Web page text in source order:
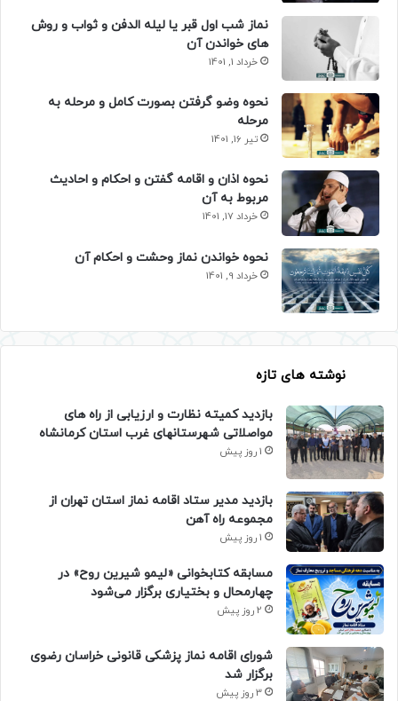
نماز شب اول قبر یا لیله الدفن و ثواب و روش
های خواندن آن
خرداد 1, 1401
نحوه وضو گرفتن بصورت کامل و مرحله به
مرحله
تیر 16, 1401
نحوه اذان و اقامه گفتن و احکام و احادیث
مربوط به آن
خرداد 17, 1401
نحوه خواندن نماز وحشت و احکام آن
خرداد 9, 1401
نوشته های تازه
بازدید کمیته نظارت و ارزیابی از راه های
مواصلاتی شهرستانهای غرب استان کرمانشاه
1 روز پیش
بازدید مدیر ستاد اقامه نماز استان تهران از
مجموعه راه آهن
1 روز پیش
مسابقه کتابخوانی «لیمو شیرین روح» در
چهارمحال و بختیاری برگزار می‌شود
2 روز پیش
شورای اقامه نماز پزشکی قانونی خراسان رضوی
برگزار شد
3 روز پیش